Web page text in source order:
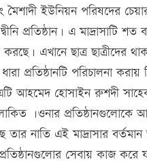
মৈশাদী ইউনিয়ন পরিষদের
প্রতিষ্ঠান। এ মাদ্রাসাটি
করছে। এখানে ছাত্র ছাত্রীদের
প্রতিষ্ঠানটি পরিচালনা
এটি আহমেদ হোসাইন রুশদী
।ওনার প্রতিষ্ঠানগুলোকে
তার নাতি এই মাদ্রাসার
সেবায় কাজ করে